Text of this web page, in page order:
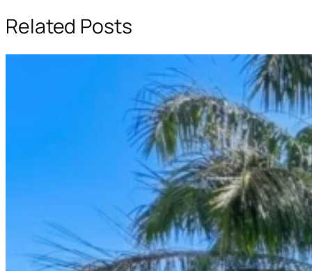
Related Posts